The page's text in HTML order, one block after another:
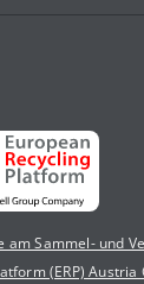
am Sammel- und
(ERP) Austria